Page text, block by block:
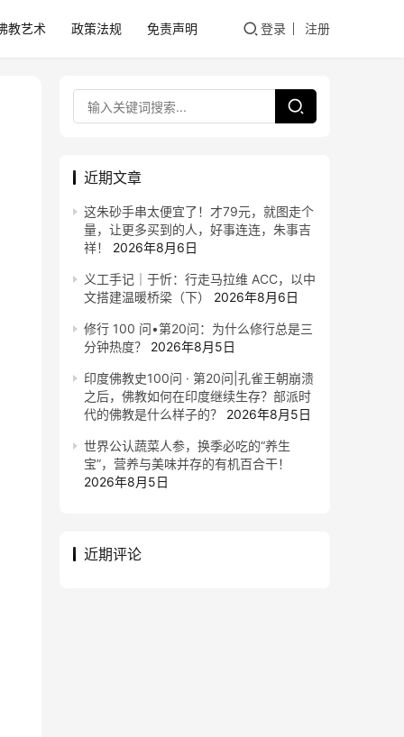
教艺术 政策法规 免责声明 登录 注册
近期文章
这朱砂手串太便宜了！才79元，就图走个
量，让更多买到的人，好事连连，朱事吉
祥！
2026年8月6日
义工手记｜于忻：行走马拉维 ACC，以中
文搭建温暖桥梁（下）
2026年8月6日
修行 100 问•第20问：为什么修行总是三
分钟热度？
2026年8月5日
印度佛教史100问 · 第20问|孔雀王朝崩溃
之后，佛教如何在印度继续生存？部派时
代的佛教是什么样子的？
2026年8月5日
世界公认蔬菜人参，换季必吃的“养生
宝”，营养与美味并存的有机百合干！
2026年8月5日
近期评论